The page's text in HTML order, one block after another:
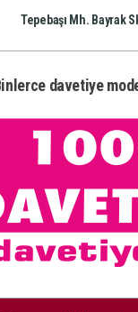
Tepebaşı Mh. Bayrak
davetiye